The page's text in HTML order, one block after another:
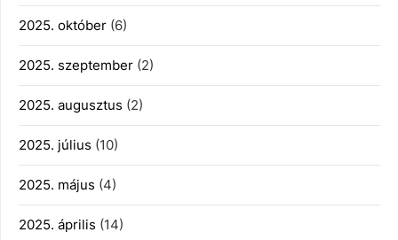
2025. október (6)
2025. szeptember (2)
2025. augusztus (2)
2025. július (10)
2025. május (4)
2025. április (14)